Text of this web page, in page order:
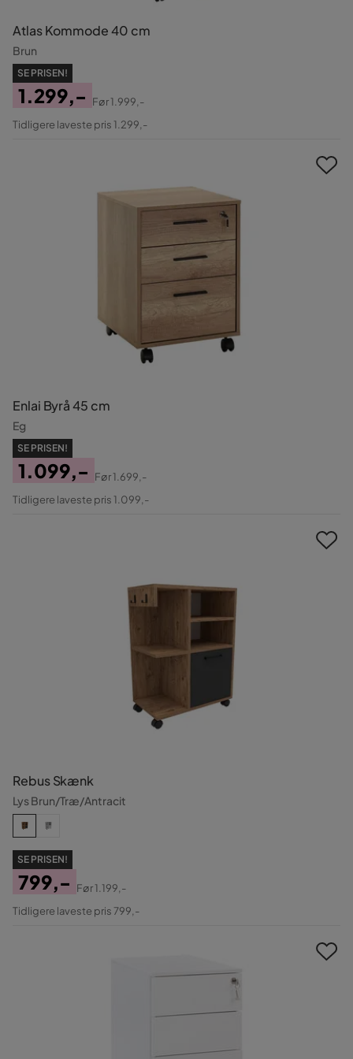
Atlas Kommode 40 cm
Brun
SE PRISEN!
Pris
1.299,-
Original
Før1.999,-
Tidligere laveste pris 1.299,-
Enlai Byrå 45 cm
Eg
SE PRISEN!
Pris
1.099,-
Original
Før1.699,-
Tidligere laveste pris 1.099,-
Rebus Skænk
Lys Brun/Træ/Antracit
SE PRISEN!
Pris
799,-
Original
Før1.199,-
Tidligere laveste pris 799,-